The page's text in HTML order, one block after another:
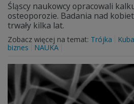
Śląscy naukowcy opracowali
osteoporozie. Badania nad
trwały kilka lat.
Zobacz więcej na temat: Trójka
biznes
NAUKA